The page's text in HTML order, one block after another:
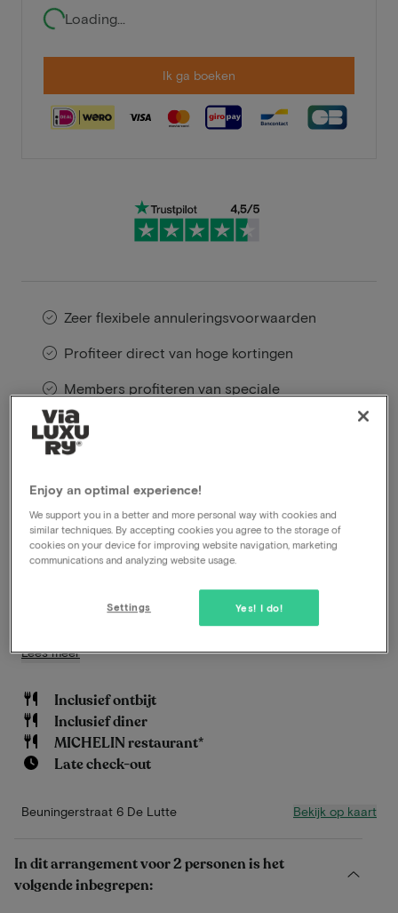
Loading...
Ik ga boeken
Zeer flexibele annuleringsvoorwaarden
Profiteer direct van hoge kortingen
Members profiteren van speciale
aanbiedingen
dorp De Lutte en omringd door het groene Dinkeldal,
ligt Landhuishotel De Bloemenbeek. Dit karaktervolle
boutiquehotel combineert rust, gastvrijheid en
verfijning in een stijlvolle omgeving waar natuur en
Lees meer
Inclusief ontbijt
Inclusief diner
MICHELIN restaurant*
Late check-out
Beuningerstraat 6 De Lutte Bekijk op kaart
In dit arrangement voor 2 personen is het
volgende inbegrepen:
Enjoy an optimal experience!
We support you in a better and more personal way with cookies and
similar techniques. By accepting cookies you agree to the storage of
cookies on your device for improving website navigation, marketing
communications and analyzing website usage.
Yes! I do!
Settings